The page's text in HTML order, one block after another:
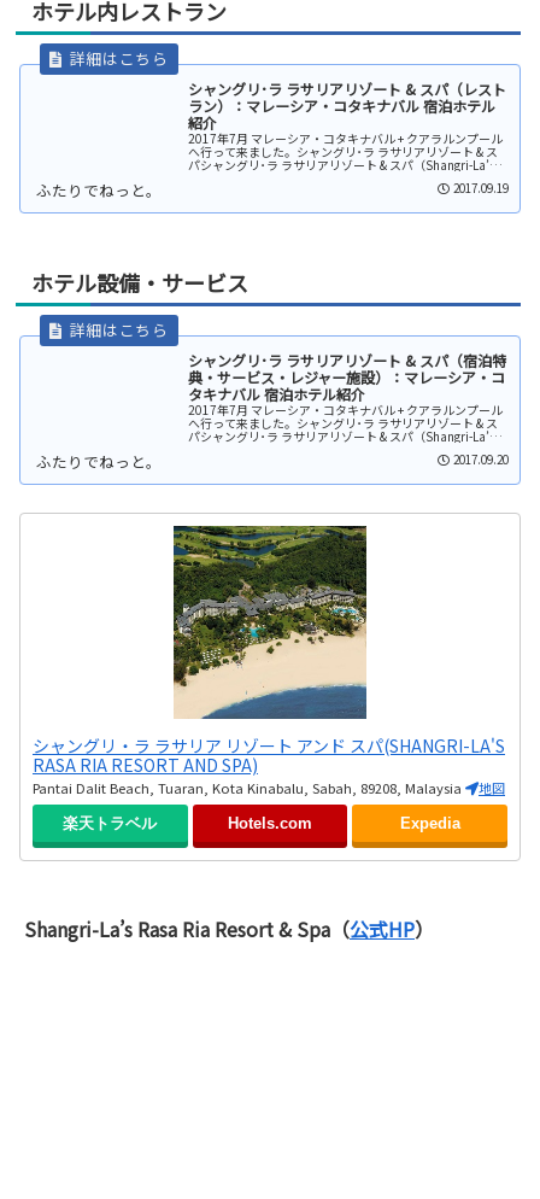
ホテル内レストラン
シャングリ･ラ ラサリアリゾート & スパ（レスト
ラン）：マレーシア・コタキナバル 宿泊ホテル
紹介
2017年7月 マレーシア・コタキナバル + クアラルンプール
へ行って来ました。シャングリ･ラ ラサリアリゾート & ス
パシャングリ･ラ ラサリアリゾート & スパ（Shangri-La’s
Rasa Ria Resort & Spa） は...
2017.09.19
ホテル設備・サービス
シャングリ･ラ ラサリアリゾート & スパ（宿泊特
典・サービス・レジャー施設）：マレーシア・コ
タキナバル 宿泊ホテル紹介
2017年7月 マレーシア・コタキナバル + クアラルンプール
へ行って来ました。シャングリ･ラ ラサリアリゾート & ス
パシャングリ･ラ ラサリアリゾート & スパ（Shangri-La’s
Rasa Ria Resort & Spa） は...
2017.09.20
シャングリ・ラ ラサリア リゾート アンド スパ(SHANGRI-LA'S
RASA RIA RESORT AND SPA)
Pantai Dalit Beach, Tuaran, Kota Kinabalu, Sabah, 89208, Malaysia 地図
楽天トラベル Hotels.com Expedia
Shangri-La’s Rasa Ria Resort & Spa（公式HP）